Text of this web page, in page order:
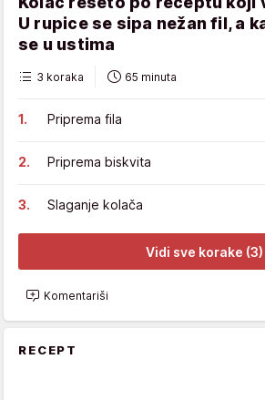
U rupice se sipa nežan fil, a
se u ustima
3 koraka 65 minuta
Priprema fila
Priprema biskvita
Slaganje kolača
Vidi sve korake (3)
Komentariši
RECEPT